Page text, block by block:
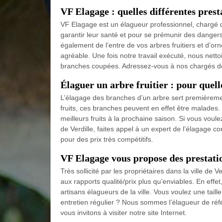
VF Elagage : quelles différentes
VF Elagage est un élagueur professionnel,
garantir leur santé et pour se prémunir des
également de l’entre de vos arbres fruitiers et
agréable. Une fois notre travail exécuté, nous
branches coupées. Adressez-vous à nos chargés
Élaguer un arbre fruitier : pour
L’élagage des branches d’un arbre sert
fruits, ces branches peuvent en effet être
meilleurs fruits à la prochaine saison. Si vous
de Verdille, faites appel à un expert de l’élagage
pour des prix très compétitifs.
VF Elagage vous propose des
Très sollicité par les propriétaires dans la ville de
aux rapports qualité/prix plus qu’enviables. En
artisans élagueurs de la ville. Vous voulez une
entretien régulier ? Nous sommes l’élagueur de
vous invitons à visiter notre site Internet.